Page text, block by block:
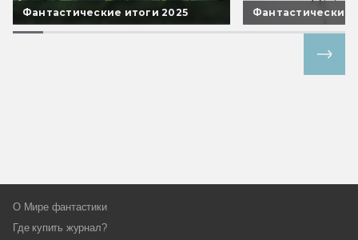
Фантастические итоги 2025 Фантастические
О Мире фантастики
Где купить журнал?